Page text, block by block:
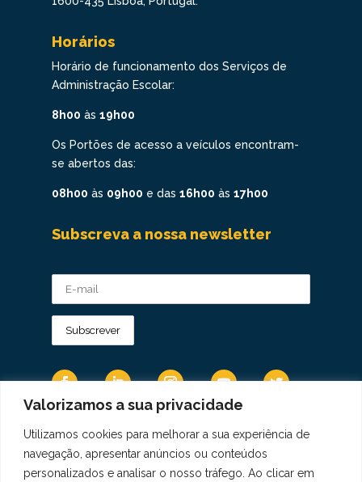
Valorizamos a sua privacidade
Utilizamos cookies para melhorar a sua experiência de
navegação, apresentar anúncios ou conteúdos
personalizados e analisar o nosso tráfego. Ao clicar em
Horários
Horário de funcionamento dos Serviços de
Administração Escolar:
8h00 às 19h00
Os Portões de acesso a veículos encontram-
se abertos das:
08h00 às 09h00 e das 16h00 às 17h00
Subscreva a nossa newsletter
Os Dados Pessoais são tratados de acordo
com a Diretiva 95/46/CE do Regulamento